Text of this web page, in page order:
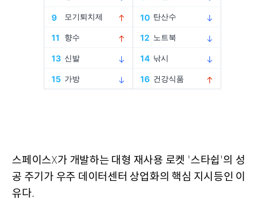
스페이스X가 개발하는 대형 재사용 로켓 '스타쉽 '의 성
공 주기가 우주 데이터센터 상업화의 핵심 지시등인 이
유다.